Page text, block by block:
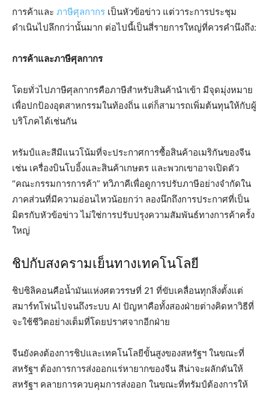
การค้าและ ภาษีศุลกากร เป็นหัวข้อข่าว แต่วาระการประชุม
ดำเนินไปลึกกว่านั้นมาก ต่อไปนี้เป็นสี่รายการใหญ่ที่ควรคำนึงถึง:
การค้าและภาษีศุลกากร
โดยทั่วไปภาษีศุลกากรคือภาษีสำหรับสินค้านำเข้า มีจุดมุ่งหมาย
เพื่อปกป้องอุตสาหกรรมในท้องถิ่น แต่ก็สามารถเพิ่มต้นทุนให้กับผู้
บริโภคได้เช่นกัน
ทรัมป์และสีมีแนวโน้มที่จะประกาศการซื้อสินค้าอเมริกันของจีน
เช่น เครื่องบินโบอิ้งและสินค้าเกษตร และพวกเขาอาจเปิดตัว
“คณะกรรมการการค้า” ทวิภาคีเพื่อดูการปรับภาษีอย่างจำกัดใน
ภาคส่วนที่มีความอ่อนไหวน้อยกว่า ลองนึกถึงการประกาศที่เป็น
มิตรกับหัวข้อข่าว ไม่ใช่การปรับปรุงความสัมพันธ์ทางการค้าครั้ง
ใหญ่
ชิปกับสงครามเย็นทางเทคโนโลยี
ชิปซิลิคอนคือน้ำมันแห่งศตวรรษที่ 21 ที่ขับเคลื่อนทุกสิ่งตั้งแต่
สมาร์ทโฟนไปจนถึงระบบ AI ปัญหาคือทั้งสองฝ่ายต่างคิดหาวิธีที่
จะใช้ชีวิตอย่างเต็มที่โดยปราศจากอีกฝ่าย
จีนยังคงต้องการชิปและเทคโนโลยีขั้นสูงของสหรัฐฯ ในขณะที่
สหรัฐฯ ต้องการการส่งออกแร่หายากของจีน สีน่าจะผลักดันให้
สหรัฐฯ คลายการควบคุมการส่งออก ในขณะที่ทรัมป์ต้องการให้